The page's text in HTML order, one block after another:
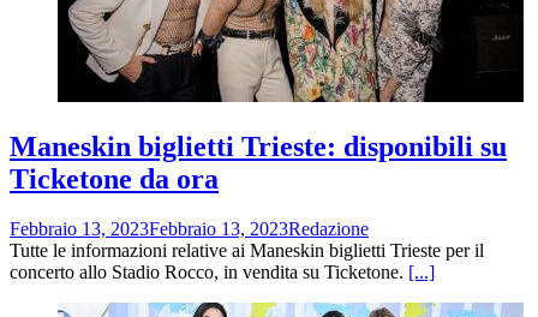
Maneskin biglietti Trieste: disponibili su
Ticketone da ora
Febbraio 13, 2023Febbraio 13, 2023Redazione
Tutte le informazioni relative ai Maneskin biglietti Trieste per il
concerto allo Stadio Rocco, in vendita su Ticketone. [...]